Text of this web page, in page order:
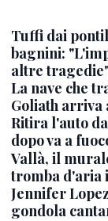
Tuffi dai
bagnini:
altre
La nave che
Goliath arriva
Ritira l'auto
dopo va a
Vallà, il
tromba d'aria
Jennifer
gondola